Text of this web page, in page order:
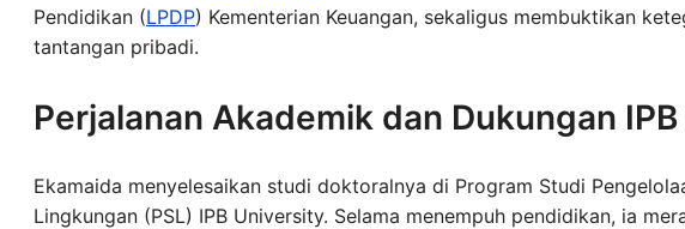
Pendidikan (LPDP) Kementerian Keuangan, sekaligus membuktikan
tantangan pribadi.
Perjalanan Akademik dan Dukungan
Ekamaida menyelesaikan studi doktoralnya di Program Studi
Lingkungan (PSL) IPB University. Selama menempuh pendidikan, ia